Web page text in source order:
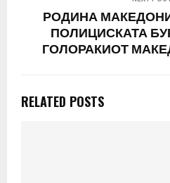
РОДИНА
ПОЛИЦИСКАТА
ГОЛОРАКИОТ
RELATED POSTS